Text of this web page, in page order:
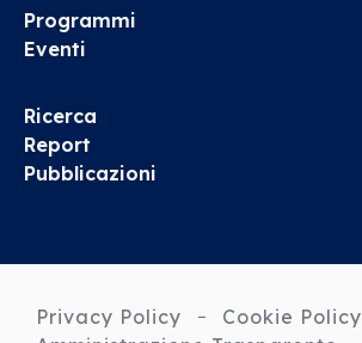
Programmi
Eventi
Ricerca
Report
Pubblicazioni
Privacy Policy
Cookie Policy